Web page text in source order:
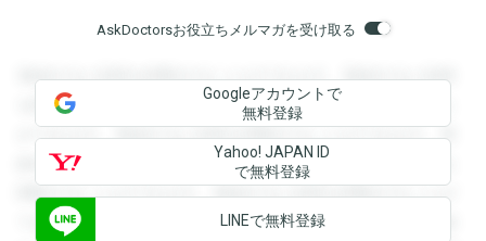
AskDoctorsお役立ちメルマガを受け取る
登録すると回答を閲覧することができます。登録すると回答
を閲覧することができます。登録すると回答を閲覧すること
ができます。登録すると回答を閲覧することができます。登
録すると回答を閲覧することができます。登録すると回答を
閲覧することができます。登録すると回答を閲覧することが
できます。登録すると回答を閲覧することができます。登録
Googleアカウントで
無料登録
Yahoo! JAPAN ID
で無料登録
LINEで無料登録